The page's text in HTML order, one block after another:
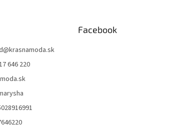
@krasnamoda.sk
646 220
Facebook